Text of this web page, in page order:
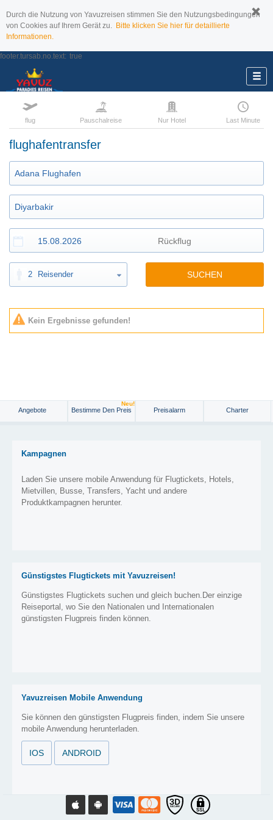
Durch die Nutzung von Yavuzreisen stimmen Sie den Nutzungsbedingungen
von Cookies auf Ihrem Gerät zu. Bitte klicken Sie hier für detaillierte
Informationen.
footer.tursab.no.text: true
flug Pauschalreise Nur Hotel Last Minute
flughafentransfer
2 Reisender SUCHEN
Kein Ergebnisse gefunden!
Angebote Bestimme Den Preis
Neu!
Preisalarm Charter
Kampagnen
Laden Sie unsere mobile Anwendung für Flugtickets, Hotels,
Mietvillen, Busse, Transfers, Yacht und andere
Produktkampagnen herunter.
Günstigstes Flugtickets mit Yavuzreisen!
Günstigstes Flugtickets suchen und gleich buchen.Der einzige
Reiseportal, wo Sie den Nationalen und Internationalen
günstigsten Flugpreis finden können.
Yavuzreisen Mobile Anwendung
Sie können den günstigsten Flugpreis finden, indem Sie unsere
mobile Anwendung herunterladen.
IOS ANDROID